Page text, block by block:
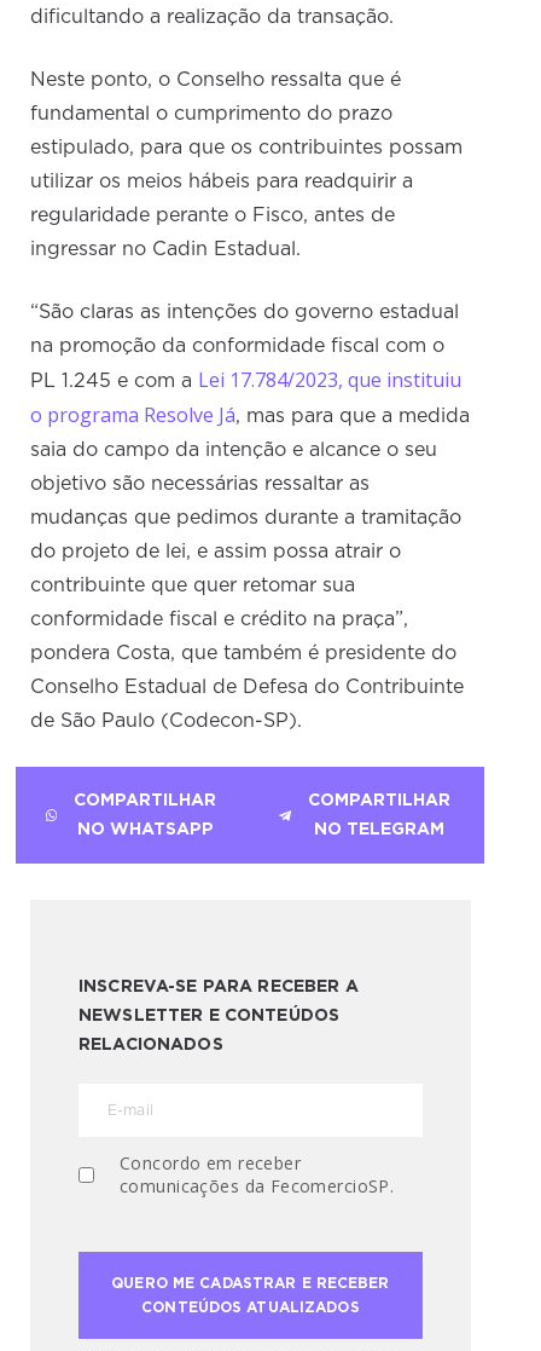
dificultando a realização da transação.
Neste ponto, o Conselho ressalta que é
fundamental o cumprimento do prazo
estipulado, para que os contribuintes possam
utilizar os meios hábeis para readquirir a
regularidade perante o Fisco, antes de
ingressar no Cadin Estadual.
“São claras as intenções do governo estadual
na promoção da conformidade fiscal com o
PL 1.245 e com a Lei 17.784/2023, que instituiu
o programa Resolve Já, mas para que a medida
saia do campo da intenção e alcance o seu
objetivo são necessárias ressaltar as
mudanças que pedimos durante a tramitação
do projeto de lei, e assim possa atrair o
contribuinte que quer retomar sua
conformidade fiscal e crédito na praça”,
pondera Costa, que também é presidente do
Conselho Estadual de Defesa do Contribuinte
de São Paulo (Codecon-SP).
COMPARTILHAR
NO WHATSAPP
COMPARTILHAR
NO TELEGRAM
INSCREVA-SE PARA RECEBER A
NEWSLETTER E CONTEÚDOS
RELACIONADOS
Concordo em receber
comunicações da FecomercioSP.